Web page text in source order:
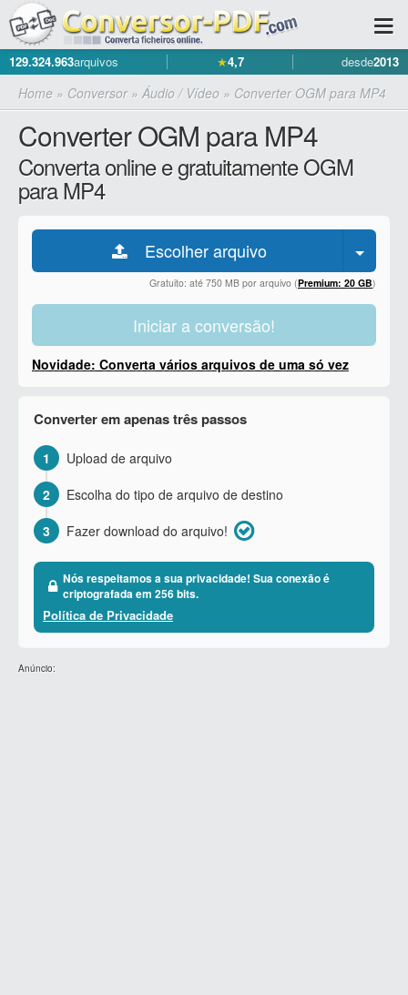
129.324.963arquivos ★4,7 desde2013
Home » Conversor» Áudio / Vídeo » Converter OGM para MP4
Converter OGM para MP4
Converta online e gratuitamente OGM
para MP4
Escolher arquivo
Gratuito: até 750 MB por arquivo (Premium: 20 GB)
Iniciar a conversão!
Novidade: Converta vários arquivos de uma só vez
Converter em apenas três passos
1
Upload de arquivo
2
Escolha do tipo de arquivo de destino
3
Fazer download do arquivo!
Nós respeitamos a sua privacidade! Sua conexão é
criptografada em 256 bits.
Política de Privacidade
Anúncio: